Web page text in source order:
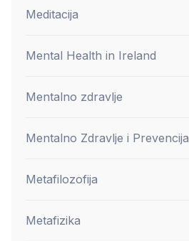
Meditacija
Mental Health in Ireland
Mentalno zdravlje
Mentalno Zdravlje i Prevencija
Metafilozofija
Metafizika